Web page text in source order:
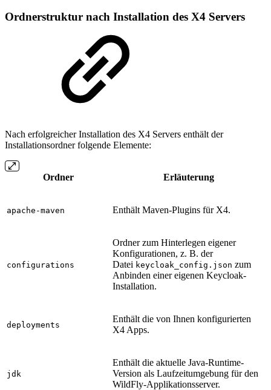
Ordnerstruktur nach Installation des X4 Servers
Nach erfolgreicher Installation des X4 Servers enthält der
Installationsordner folgende Elemente:
Ordner Erläuterung
apache-maven Enthält Maven-Plugins für X4.
configurations
Ordner zum Hinterlegen eigener
Konfigurationen, z. B. der
Datei keycloak_config.json zum
Anbinden einer eigenen Keycloak-
Installation.
deployments
Enthält die von Ihnen konfigurierten
X4 Apps.
jdk
Enthält die aktuelle Java-Runtime-
Version als Laufzeitumgebung für den
WildFly-Applikationsserver.